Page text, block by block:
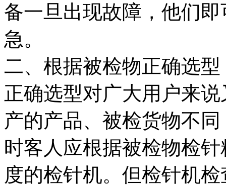
备一旦出现故障，他们
急。
二、根据被检物正确选型
正确选型对广大用户来
产的产品、被检货物不
时客人应根据被检物检
度的检针机。但检针机